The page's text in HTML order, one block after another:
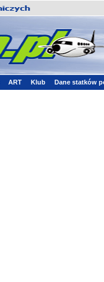
ART Klub Dane statków